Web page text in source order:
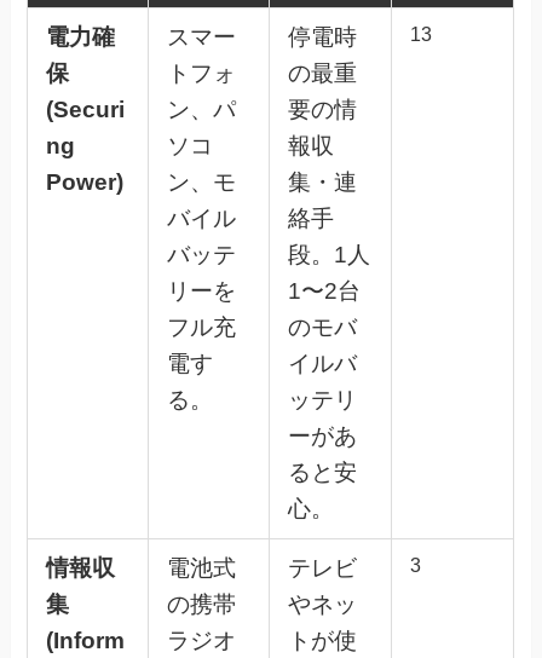
電力確
保
(Securi
ng
Power)
スマー
トフォ
ン、パ
ソコ
ン、モ
バイル
バッテ
リーを
フル充
電す
る。
停電時
の最重
要の情
報収
集・連
絡手
段。1人
1〜2台
のモバ
イルバ
ッテリ
ーがあ
ると安
心。
13
情報収
集
(Inform
電池式
の携帯
ラジオ
テレビ
やネッ
トが使
3